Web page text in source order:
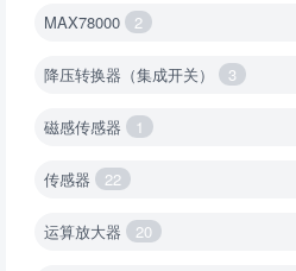
MAX78000 2
降压转换器（集成开关） 3
磁感传感器 1
传感器 22
运算放大器 20